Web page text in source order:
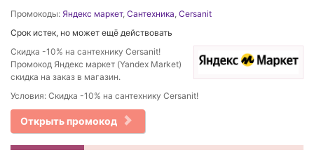
Промокоды: Яндекс маркет, Сантехника, Cersanit
Срок истек, но может ещё действовать
Скидка -10% на сантехнику Cersanit!
Промокод Яндекс маркет (Yandex Market)
скидка на заказ в магазин.
Условия: Скидка -10% на сантехнику Cersanit!
Открыть промокод